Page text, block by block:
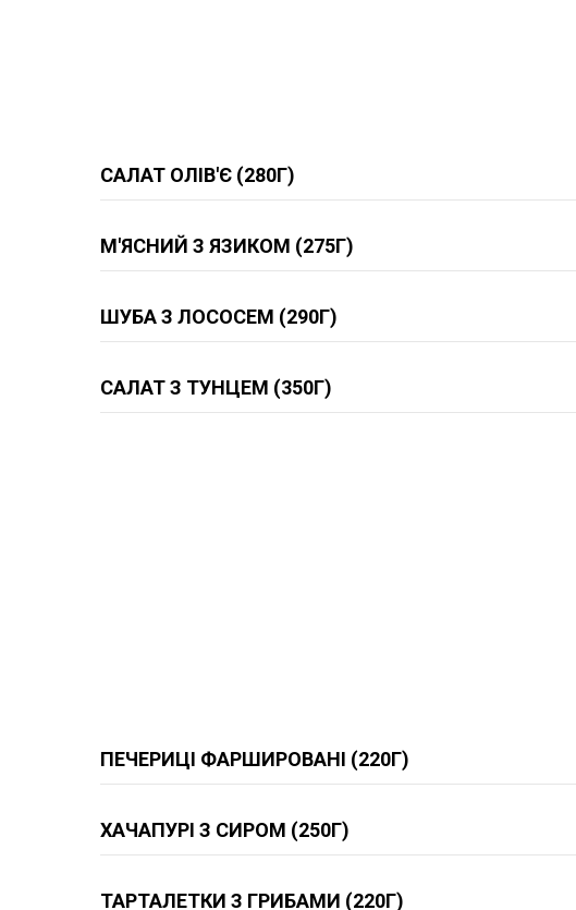
САЛАТ ОЛІВ'Є (280Г)
М'ЯСНИЙ З ЯЗИКОМ (275Г)
ШУБА З ЛОСОСЕМ (290Г)
САЛАТ З ТУНЦЕМ (350Г)
ПЕЧЕРИЦІ ФАРШИРОВАНІ (220Г)
ХАЧАПУРІ З СИРОМ (250Г)
ТАРТАЛЕТКИ З ГРИБАМИ (220Г)